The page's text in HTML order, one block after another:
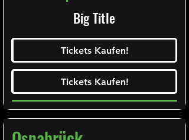
Big Title
Tickets Kaufen!
Ticketalarm abonieren!
Tickets Kaufen!
Tickets Kaufen!
Tickets Kaufen!